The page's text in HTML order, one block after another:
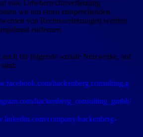
eine Urheberrechts­verletzung
wir um einen entsprechenden
von Rechts­verletzungen werden
entfernen.
auch für folgende soziale Netzwerke, auf
hackenberg.consulting.g
hackenberg_consulting_gmbh/
company/hackenberg-